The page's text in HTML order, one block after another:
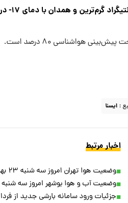
گرم‌ترین و همدان با دمای ۱۷- درجه سانتیگراد سردترین مراکز استان‌ هستند.
هواشناسی ۸۰ درصد است.
: ايسنا
اخبار مرتبط
وضعیت هوا تهران امروز سه شنبه ۲۳ بهمن
وضعیت آب و هوا بوشهر امروز سه شنبه ۲۳ بهمن
جزئیات ورود سامانه بارشی جدید از فردا